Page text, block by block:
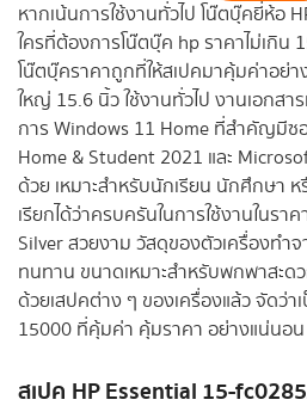
หากเน้นการใช้งานทั่วไป โน๊ตบุ๊คยี่ห้อ
ใครที่ต้องการโน๊ตบุ๊ค hp ราคาไม่เกิน
โน๊ตบุ๊คราคาถูกที่ให้สเปคมาคุ้มค่าอย่
ใหญ่ 15.6 นิ้ว ใช้งานทั่วไป งานเอกส
การ Windows 11 Home ที่สำคัญมีซ
Home & Student 2021 และ
ด้วย เหมาะสำหรับนักเรียน นักศึกษา
เรียกได้ว่าครบครันในการใช้งานในรา
Silver สวยงาม วัสดุของตัวเครื่องทำ
ทนทาน ขนาดเหมาะสำหรับพกพาสะด
ด้วยเสปคต่าง ๆ ของเครื่องแล้ว จัดว่า
15000 ที่คุ้มค่า คุ้มราคา อย่างแน่นอน
สเปค HP Essential 15-